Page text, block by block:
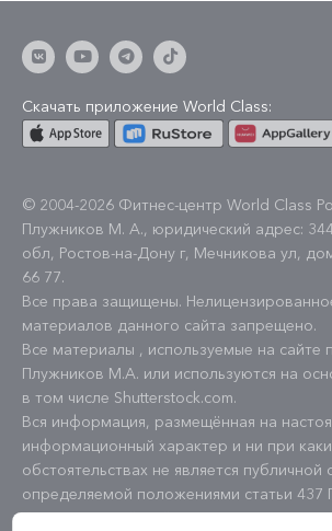
Скачать приложение World Class:
© 2004-2026 Фитнес-центр World Class
Плужников М. А., юридический адрес:
обл, Ростов-на-Дону г, Мечникова ул,
66 77.
Все права защищены.
материалов данного сайта запрещено.
Все материалы , используемые на сайте
Плужников М.А. или используются на
в том числе Shutterstock.com.
Вся информация, размещённая на
информационный характер и ни при
обстоятельствах не является публичной
определяемой положениями статьи 437
кодекса Российской Федерации